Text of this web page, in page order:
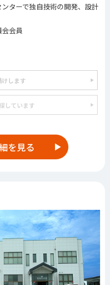
ターで独自技術の開発、設計
会員
けします
しています
を見る